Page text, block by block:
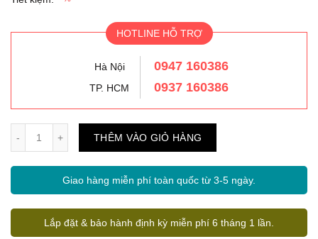
HOTLINE HỖ TRỢ
Hà Nội 0947 160386
TP. HCM 0937 160386
THÊM VÀO GIỎ HÀNG
Giao hàng miễn phí toàn quốc từ 3-5 ngày.
Lắp đặt & bảo hành định kỳ miễn phí 6 tháng 1 lần.